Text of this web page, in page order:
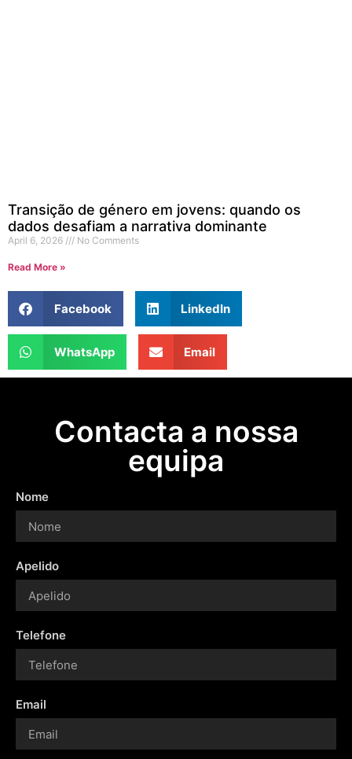
Transição de género em jovens: quando os
dados desafiam a narrativa dominante
April 6, 2026 No Comments
Read More »
Facebook LinkedIn
WhatsApp Email
Contacta a nossa
equipa
Nome
Apelido
Telefone
Email